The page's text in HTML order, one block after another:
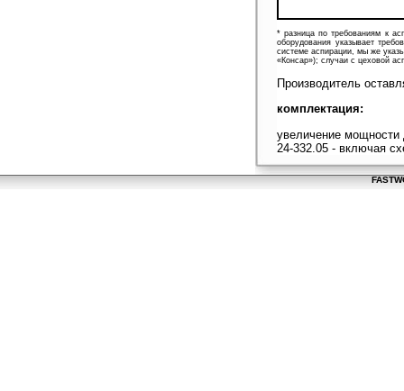
* разница по требованиям к
оборудования указывает
системе аспирации, мы же
«Консар»); случаи с цеховой
Производитель
комплектация:
увеличение мощности
24-332.05 - включая